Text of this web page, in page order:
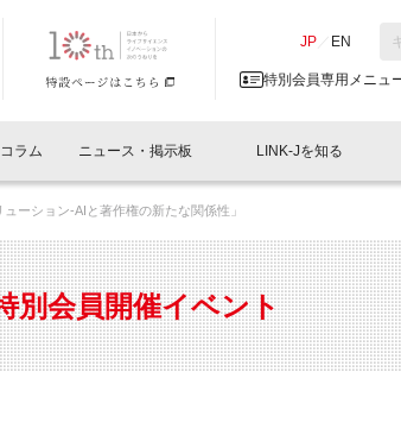
JP EN
特別会員専用メニュ
閉じる
イベントレポート一覧
LINK-J主催・共催
LINK-J協賛・協力
"UNIKORN"？
ラム
ャーインタビュー 会報
ターコラム 日本
ニュース・掲示板
人と情報の交流掲示板一覧
会員プレスリリース
募集
LINK-Jを知る
Nihonbashi
ター紹介 事業
レット GTB
員について 入会
ス・ラボ 施設
ーション-AIと著作権の新たな関係性」
別会員開催イベント